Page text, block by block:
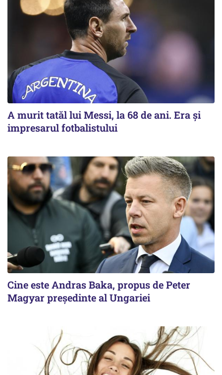
A murit tatăl lui Messi, la 68 de ani. Era și
impresarul fotbalistului
Cine este Andras Baka, propus de Peter
Magyar președinte al Ungariei